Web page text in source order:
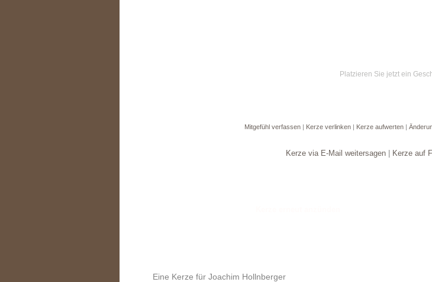
Platzieren Sie jetzt ein
Mitgefühl verfassen | Kerze verlinken | Kerze aufwerten |
Kerze via E-Mail weitersagen Kerze auf
Eine Kerze für Joachim Hollnberger